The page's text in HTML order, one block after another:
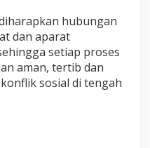
hubungan
dan aparat
setiap proses
aman, tertib dan
sosial di tengah